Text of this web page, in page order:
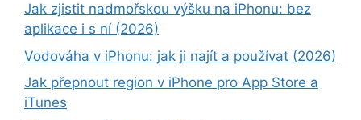
Jak zjistit nadmořskou výšku na iPhonu: bez
aplikace i s ní (2026)
Vodováha v iPhonu: jak ji najít a používat (2026)
Jak přepnout region v iPhone pro App Store a
iTunes